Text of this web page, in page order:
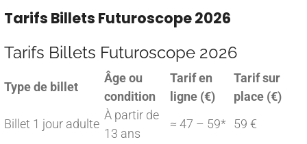
Tarifs Billets Futuroscope 2026
Tarifs Billets Futuroscope 2026
Type de billet
Âge ou
condition
Tarif en
ligne (€)
Tarif sur
place (€)
Billet 1 jour adulte
À partir de
13 ans
≈ 47 – 59* 59 €